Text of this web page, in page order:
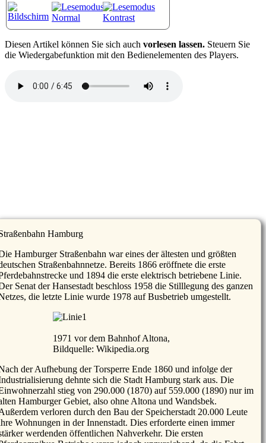
Diesen Artikel können Sie sich auch vorlesen lassen. Steuern Sie
die Wiedergabefunktion mit den Bedienelementen des Players.
Hamburg
Hamburger Straßenbahn war eines der ältesten und größten
Straßenbahnnetze. Bereits 1866 eröffnete die erste
und 1894 die erste elektrisch betriebene Linie.
Senat der Hansestadt beschloss 1958 die Stilllegung des ganzen
die letzte Linie wurde 1978 auf Busbetrieb umgestellt.
1971 vor dem Bahnhof Altona,
Bildquelle: Wikipedia.org
der Aufhebung der Torsperre Ende 1860 und infolge der
dehnte sich die Stadt Hamburg stark aus. Die
stieg von 290.000 (1870) auf 559.000 (1890) nur im
Hamburger Gebiet, also ohne Altona und Wandsbek.
verloren durch den Bau der Speicherstadt 20.000 Leute
Wohnungen in der Innenstadt. Dies erforderte einen immer
werdenden öffentlichen Nahverkehr. Die ersten